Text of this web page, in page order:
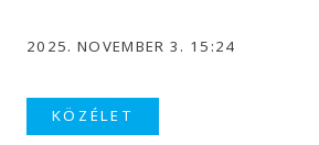
2025. NOVEMBER 3. 15:24
KÖZÉLET